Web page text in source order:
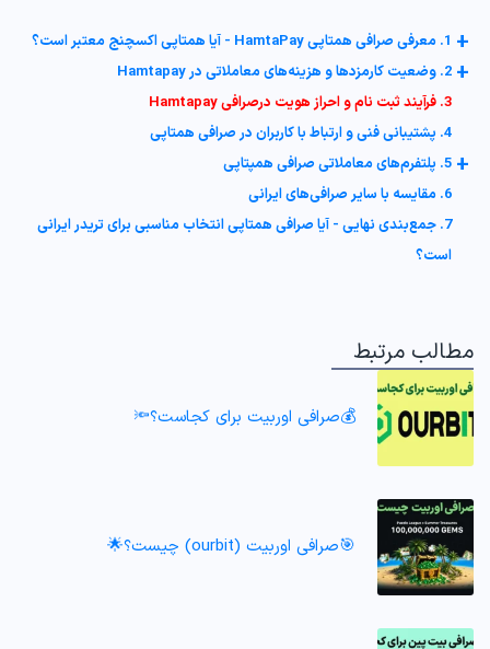
1. معرفی صرافی همتاپی HamtaPay - آیا همتاپی اکسچنج معتبر است؟ +
2. وضعیت کارمزدها و هزینه‌های معاملاتی در Hamtapay +
3. فرآیند ثبت نام و احراز هویت درصرافی Hamtapay
4. پشتیبانی فنی و ارتباط با کاربران در صرافی همتاپی
5. پلتفرم‌های معاملاتی صرافی همپتاپی +
6. مقایسه با سایر صرافی‌های ایرانی
7. جمع‌بندی نهایی - آیا صرافی همتاپی انتخاب مناسبی برای تریدر ایرانی
است؟
مطالب مرتبط
💰صرافی اوربیت برای کجاست؟🔦
🎯صرافی اوربیت (ourbit) چیست؟🌟